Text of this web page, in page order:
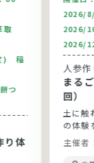
取
) 稲
つ
り体
2026/
2026/
2026/
人参
まる
回）
土に触
の体験
主催者